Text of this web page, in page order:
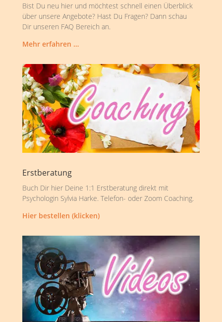
Bist Du neu hier und möchtest schnell einen Überblick
über unsere Angebote? Hast Du Fragen? Dann schau
Dir unseren FAQ Bereich an.
Mehr erfahren …
Erstberatung
Buch Dir hier Deine 1:1 Erstberatung direkt mit
Psychologin Sylvia Harke. Telefon- oder Zoom Coaching.
Hier bestellen (klicken)